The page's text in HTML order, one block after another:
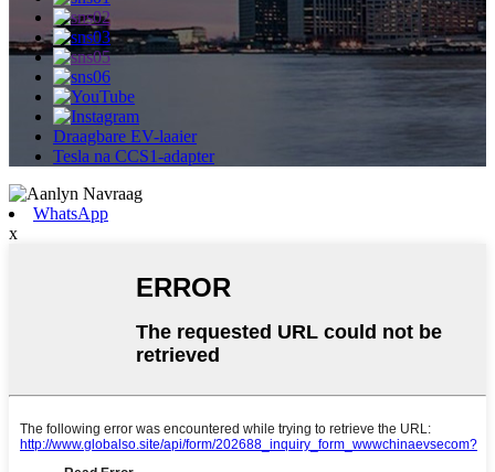
Draagbare EV-laaier
Tesla na CCS1-adapter
WhatsApp
x